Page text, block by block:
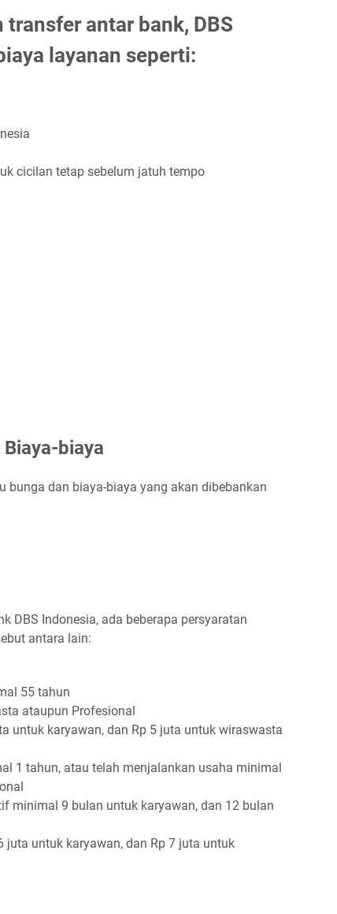
antar bank, DBS
layanan seperti:
cicilan tetap sebelum jatuh tempo
biaya
bunga dan biaya-biaya yang akan dibebankan
DBS Indonesia, ada beberapa persyaratan
antara lain:
55 tahun
ataupun Profesional
untuk karyawan, dan Rp 5 juta untuk wiraswasta
1 tahun, atau telah menjalankan usaha minimal
minimal 9 bulan untuk karyawan, dan 12 bulan
untuk karyawan, dan Rp 7 juta untuk